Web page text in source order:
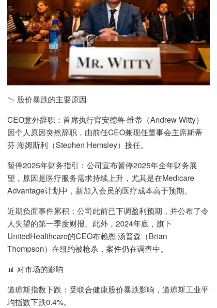
📉 股价暴跌的主要原因
CEO意外辞职：首席执行官安德鲁·维蒂（Andrew Witty）
因个人原因突然辞职，由前任CEO兼现任董事会主席斯蒂
芬·海姆斯利（Stephen Hemsley）接任。
暂停2025年财务指引：公司宣布暂停2025年全年财务展
望，原因是医疗服务需求持续上升，尤其是在Medicare
Advantage计划中，新加入会员的医疗成本高于预期。
近期负面事件累积：公司此前已下调盈利预期，并公布了令
人失望的第一季度财报。此外，2024年底，旗下
UnitedHealthcare的CEO布赖恩·汤普森（Brian
Thompson）在纽约被枪杀，案件仍在调查中。
📊 对市场的影响
道琼斯指数下跌：受联合健康股价暴跌影响，道琼斯工业平
均指数下跌0.4%。